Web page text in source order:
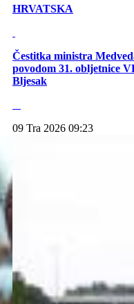
HRVATSKA
Čestitka ministra
povodom 31. obljetnice
Bljesak
09 Tra 2026 09:23